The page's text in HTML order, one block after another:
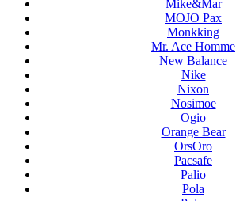
Mike&Mar
MOJO Pax
Monkking
Mr. Ace Homme
New Balance
Nike
Nixon
Nosimoe
Ogio
Orange Bear
OrsOro
Pacsafe
Palio
Pola